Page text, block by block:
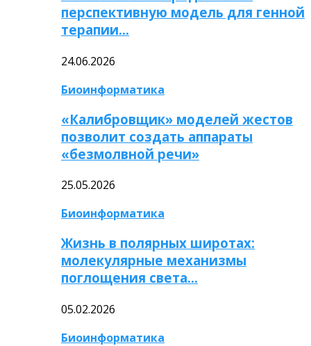
перспективную модель для генной
терапии…
24.06.2026
Биоинформатика
«Калибровщик» моделей жестов
позволит создать аппараты
«безмолвной речи»
25.05.2026
Биоинформатика
Жизнь в полярных широтах:
молекулярные механизмы
поглощения света…
05.02.2026
Биоинформатика